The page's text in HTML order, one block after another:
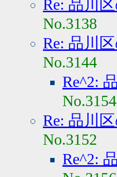
Re: 品川
No.3138
Re: 品川
No.3144
Re^2:
No.3154
Re: 品川
No.3152
Re^2: